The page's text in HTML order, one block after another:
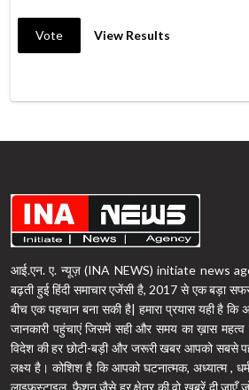
Vote View Results
आई.एन. ए. न्यूज़ (INA NEWS) initiate news
बढ़ती हुई हिंदी समाचार एजेंसी है, 2017 से एक
बीच एक पहचान बना सकी है| हमारा प्रयास यही है
जानकारी पहुंचाएं जिसमें सही और समय का ख़ास
विदेश की हर छोटी-बड़ी और जरूरी खबर आपको सबसे
लक्ष्य है। कोशिश है कि आपको घटनात्मक, अध्यात्म ,
लाइफस्टाइल, फैशन जैसे हर क्षेत्र की वो ख़बरें दी जाएँ